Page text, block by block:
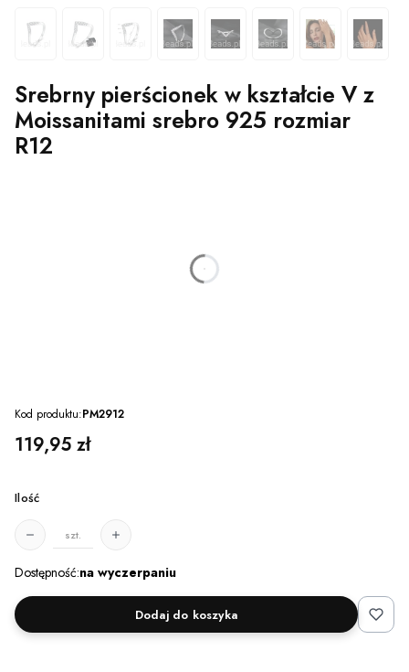
Srebrny pierścionek w kształcie V z
Moissanitami srebro 925 rozmiar
R12
godzin
Kod produktu:PM2912
Cena
119,95 zł
Ilość
szt.
Dostępność:na wyczerpaniu
Dodaj do koszyka